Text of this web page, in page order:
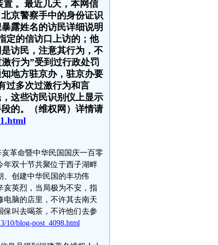
。最近几天，本网信
京警察手中的身份证识
露姓名的访民详细说明
定的信访口上访的；他
访民，注意其行为，不
行为”受到过行政处罚
地方驻京办，驻京办要
过多次过激行为和言
这些访民识别仪上显示
的。（维权网）详情请
革命暨中华民国国庆一百零
年双十节共聚位于西子湖畔
、创建中华民国的丰功伟
亥英烈，当局极为不安，指
电脑的店里，不许其去南天
保叫去喝茶，不许他们去参
10/blog-post_4098.html